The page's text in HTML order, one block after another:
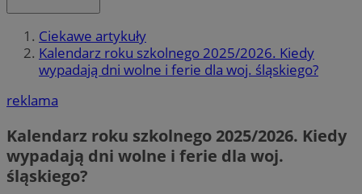
Ciekawe artykuły
Kalendarz roku szkolnego 2025/2026. Kiedy
wypadają dni wolne i ferie dla woj. śląskiego?
reklama
Kalendarz roku szkolnego 2025/2026. Kiedy
wypadają dni wolne i ferie dla woj.
śląskiego?